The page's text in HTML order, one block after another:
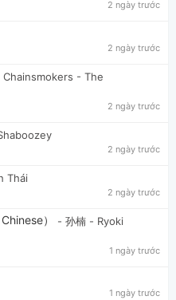
2 ngày trước
2 ngày trước
- The
2 ngày trước
2 ngày trước
Thái
2 ngày trước
） - 孙楠 - Ryoki
1 ngày trước
1 ngày trước